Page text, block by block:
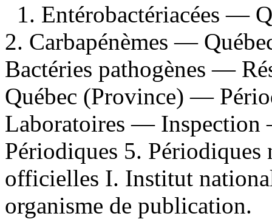
1. Entérobactériacées —
2. Carbapénèmes —
Bactéries pathogènes —
Québec (Province) —
Laboratoires —
Périodiques 5.
officielles I. Institut
organisme de publication.